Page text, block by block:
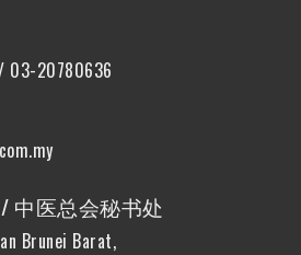
03-20780636
中医总会秘书处
Brunei Barat,